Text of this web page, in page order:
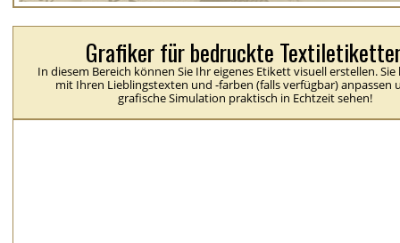
Grafiker für bedruckte
In diesem Bereich können Sie Ihr eigenes Etikett visuell erstellen.
mit Ihren Lieblingstexten und -farben (falls verfügbar) anpassen
grafische Simulation praktisch in Echtzeit sehen!